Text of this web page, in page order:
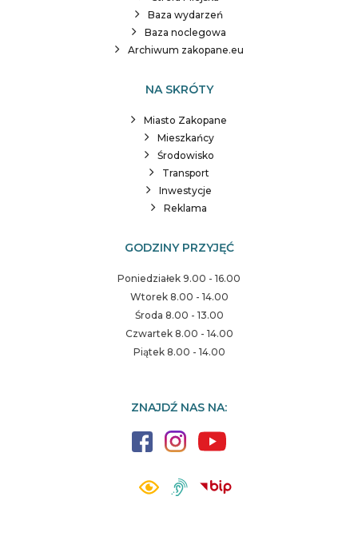
Baza wydarzeń
Baza noclegowa
Archiwum zakopane.eu
NA SKRÓTY
Miasto Zakopane
Mieszkańcy
Środowisko
Transport
Inwestycje
Reklama
GODZINY PRZYJĘĆ
Poniedziałek 9.00 - 16.00
Wtorek 8.00 - 14.00
Środa 8.00 - 13.00
Czwartek 8.00 - 14.00
Piątek 8.00 - 14.00
ZNAJDŹ NAS NA: